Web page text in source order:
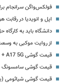
فولکس‌واگن سرانجام
اپل و انویدیا در
دانشگاه باید به
از روایت موکبی به
قیمت گوشی A17 5G + مشخصات گوشی Galaxy A17 5G
قیمت گوشی سامسونگ (یکشنبه ۱۸
قیمت گوشی شیائومی (یکشنبه ۱۸ مرداد